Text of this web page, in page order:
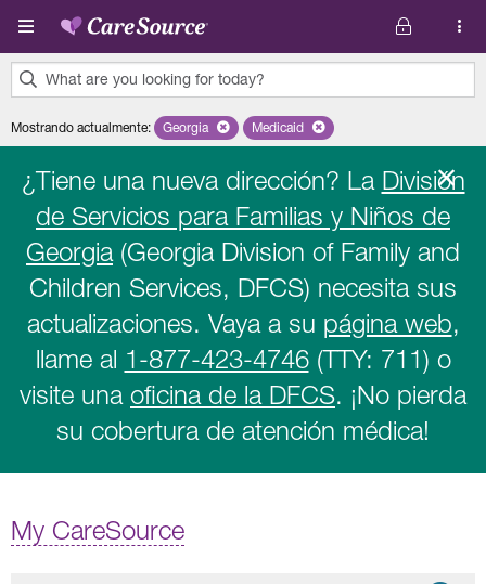
Pasar al contenido principal
What are you looking for today?
results
Mostrando actualmente: Remove selected state 'Georgia'
Georgia Remove selected plan 'Medicaid'
Medicaid
¿Tiene una nueva dirección? La División
de Servicios para Familias y Niños de
Georgia (Georgia Division of Family and
Children Services, DFCS) necesita sus
actualizaciones. Vaya a su página web,
llame al 1-877-423-4746(TTY: 711) o
visite una oficina de la DFCS. ¡No pierda
su cobertura de atención médica!
My CareSource